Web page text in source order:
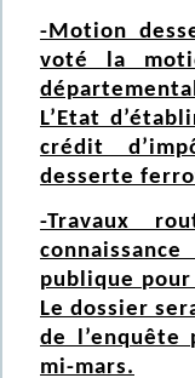
-Motion
voté la
L’Etat
crédit
desserte
-Travaux
publique
Le dossier
de
mi-mars.